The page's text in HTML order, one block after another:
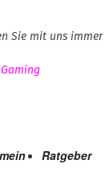
Sie mit uns immer
Ratgeber